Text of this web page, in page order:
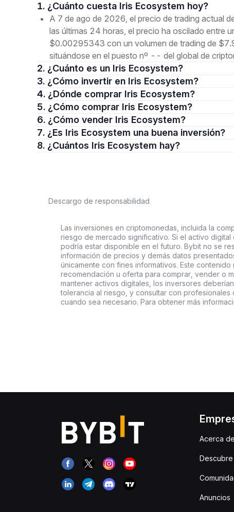
1. ¿Cuánto cuesta Iris Ecosystem hoy?
A 7 de ago de 2026, el precio de trading actual
las últimas 24 horas, el precio ha oscilado entre
$0.00295343 con un volumen de trading de
situándose en el puesto nº -- del global de
2. ¿Cuánto es un Iris Ecosystem?
3. ¿Cómo invertir en Iris Ecosystem?
4. ¿Dónde comprar Iris Ecosystem?
5. ¿Cómo comprar Iris Ecosystem?
6. ¿Cómo vender Iris Ecosystem?
7. ¿Es Iris Ecosystem una buena inversión?
8. ¿Cuántos Iris Ecosystem hay?
Descargo de responsabilidad
Las inversiones en criptomonedas, incluida la
riesgo de mercado significativo. Si el activo
podría estar disponible en el futuro. Bybit no se
información de precios y demás datos
únicamente con fines informativos. Este
recomendación u oferta para comprar, vender o
mantener activos digitales, los inversores
tolerancia al riesgo, y consultar con
cuando sea necesario. Para obtener más
Acerca
Anuncios